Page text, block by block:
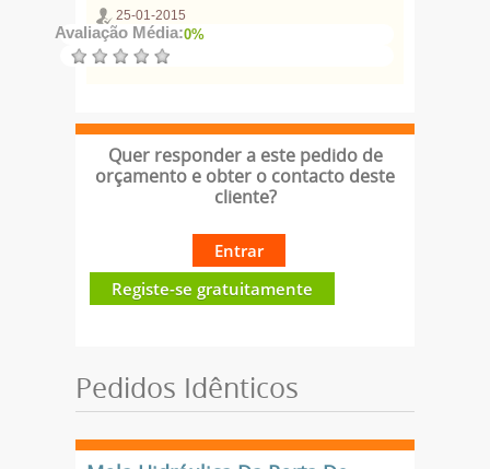
25-01-2015
Avaliação Média:0%
Quer responder a este pedido de
orçamento e obter o contacto deste
cliente?
Entrar
Registe-se gratuitamente
Pedidos Idênticos